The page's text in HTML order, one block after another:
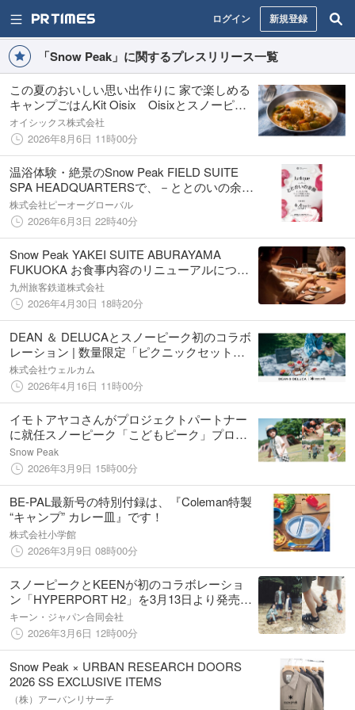
ログイン 新規登録
「Snow Peak」に関するプレスリリース一覧
この夏のおいしい思い出作りに 家で楽しめる
キャンプごはんKit Oisix Oisixとスノーピー
クのコラボミールキット 2メニューが新登場
（8/13〜）
オイシックス株式会社
2026年8月6日 11時00分
温浴体験・絶景のSnow Peak FIELD SUITE
SPA HEADQUARTERSで、－ととのいの余韻
－ Supported by Jurlique第2弾がスタート
株式会社ピーオーグローバル
2026年6月3日 22時40分
Snow Peak YAKEI SUITE ABURAYAMA
FUKUOKA お食事内容のリニューアルについ
て【JR九州リージョナルデザイン】
九州旅客鉄道株式会社
2026年4月30日 18時20分
DEAN ＆ DELUCAとスノーピーク初のコラボ
レーション | 数量限定「ピクニックセット」
を4月22日（水）より発売
株式会社ウェルカム
2026年4月16日 11時00分
イモトアヤコさんがプロジェクトパートナー
に就任スノーピーク「こどもピーク」プロジ
ェクト3月9日より始動
Snow Peak
2026年3月9日 15時00分
BE-PAL最新号の特別付録は、『Coleman特製
“キャンプ” カレー皿』です！
株式会社小学館
2026年3月9日 08時00分
スノーピークとKEENが初のコラボレーショ
ン「HYPERPORT H2」を3月13日より発売
～実用性とミニマルなデザインを融合した多
用途サンダル～
キーン・ジャパン合同会社
2026年3月6日 12時00分
Snow Peak × URBAN RESEARCH DOORS
2026 SS EXCLUSIVE ITEMS
（株）アーバンリサーチ